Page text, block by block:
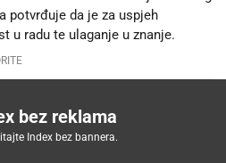
potvrđuje da je za uspjeh
u radu te ulaganje u znanje.
bez reklama
Index bez bannera.